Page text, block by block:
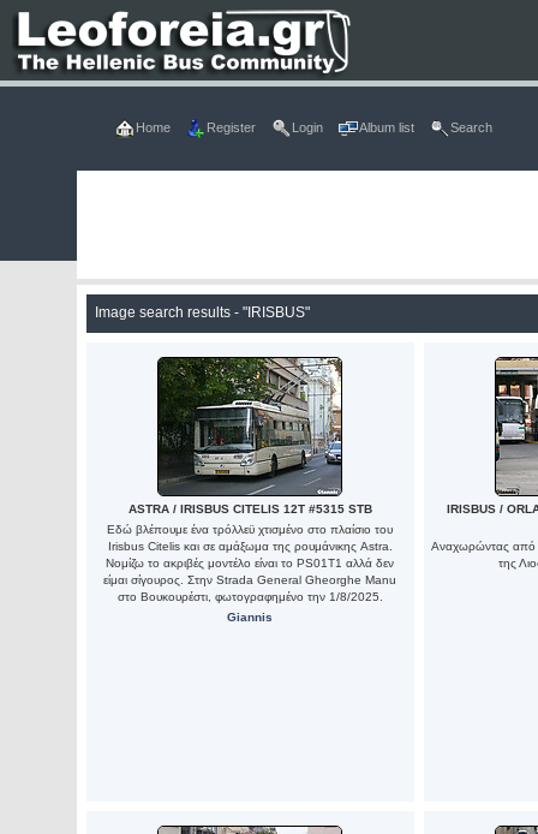
Home Register Login Album list Search
Image search results - "IRISBUS"
ASTRA / IRISBUS CITELIS 12T #5315 STB
Εδώ βλέπουμε ένα τρόλλεϋ χτισμένο στο πλαίσιο του
Irisbus Citelis και σε αμάξωμα της ρουμάνικης Astra.
Νομίζω το ακριβές μοντέλο είναι το PS01T1 αλλά δεν
είμαι σίγουρος. Στην Strada General Gheorghe Manu
στο Βουκουρέστι, φωτογραφημένο την 1/8/2025.
Giannis
IRISBUS /
Αναχωρώντας από
της